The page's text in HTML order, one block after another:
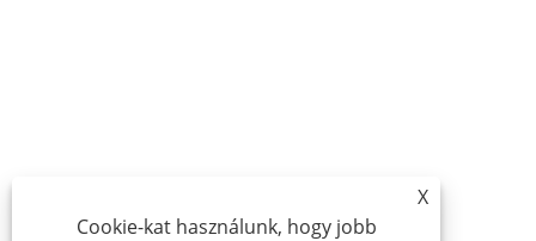
X
Cookie-kat használunk, hogy jobb